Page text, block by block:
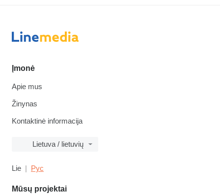
Įmonė
Apie mus
Žinynas
Kontaktinė informacija
Lietuva / lietuvių
Lie Рус
Mūsų projektai